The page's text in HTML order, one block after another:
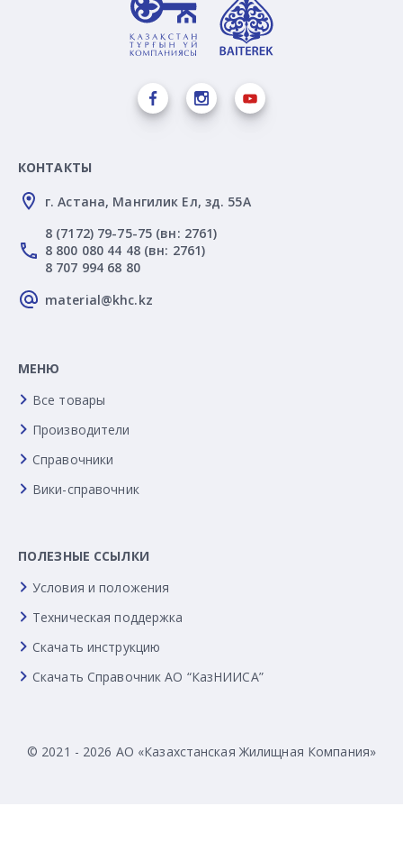
КОНТАКТЫ
г. Астана, Мангилик Ел, зд. 55А
8 (7172) 79-75-75 (вн: 2761)
8 800 080 44 48 (вн: 2761)
8 707 994 68 80
material@khc.kz
МЕНЮ
Все товары
Производители
Справочники
Вики-справочник
ПОЛЕЗНЫЕ ССЫЛКИ
Условия и положения
Техническая поддержка
Скачать инструкцию
Скачать Справочник АО “КазНИИСА”
© 2021 - 2026 АО «Казахстанская Жилищная Компания»